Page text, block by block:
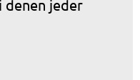
denen jeder